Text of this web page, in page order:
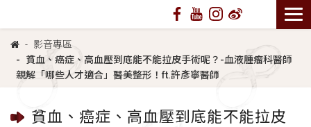
影音專區
貧血、癌症、高血壓到底能不能拉皮手術呢？-血液腫瘤科醫師
親解「哪些人才適合」醫美整形！ft.許彥寧醫師
貧血、癌症、高血壓到底能不能拉皮